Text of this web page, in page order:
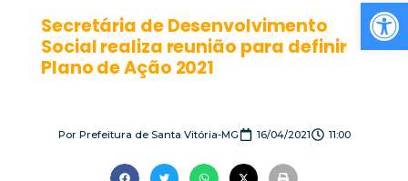
Secretária de Desenvolvimento
Social realiza reunião para definir
Plano de Ação 2021
PorPrefeitura de Santa Vitória-MG 16/04/2021 11:00